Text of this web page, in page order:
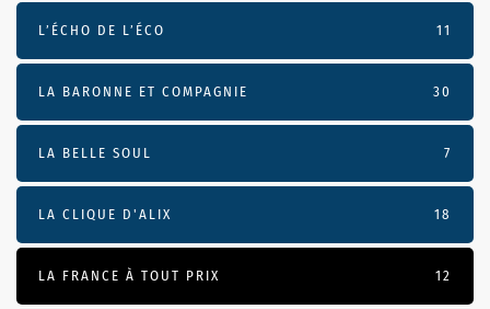
L’ÉCHO DE L’ÉCO 11
LA BARONNE ET COMPAGNIE 30
LA BELLE SOUL 7
LA CLIQUE D'ALIX 18
LA FRANCE À TOUT PRIX 12